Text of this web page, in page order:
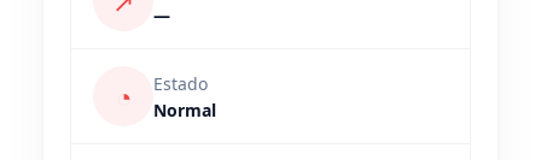
—
◔
Estado
Normal